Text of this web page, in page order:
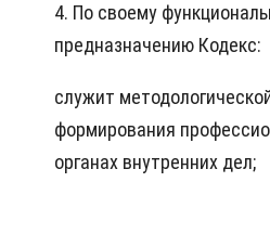
4. По своему
предназначению Кодекс:
служит
формирования
органах внутренних дел;